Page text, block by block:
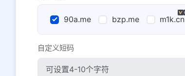
90a.me bzp.me m1k.cn
自定义短码